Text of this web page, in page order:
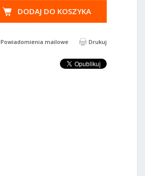
DODAJ DO KOSZYKA
Powiadomienia mailowe Drukuj